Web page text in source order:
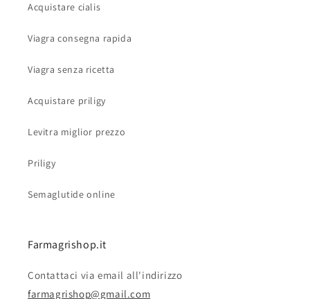
Acquistare cialis
Viagra consegna rapida
Viagra senza ricetta
Acquistare priligy
Levitra miglior prezzo
Priligy
Semaglutide online
Farmagrishop.it
Contattaci via email all'indirizzo
farmagrishop@gmail.com